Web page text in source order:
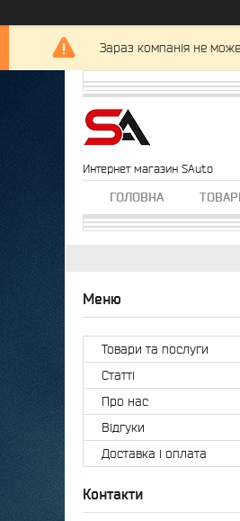
Зараз компанія не
Интернет магазин SAuto
ГОЛОВНА
Товари та послуги
Статті
Про нас
Відгуки
Доставка і оплата
Контакти